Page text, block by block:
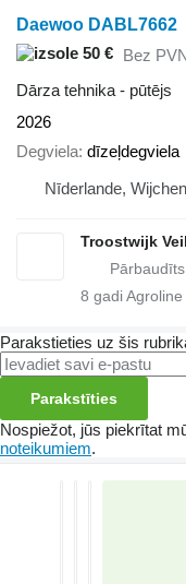
Daewoo DABL7662
50 € Bez
Dārza tehnika - pūtējs
2026
Degviela dīzeļdegviela
Nīderlande, Wijchen
Troostwijk
8 gadi Agroline
Parakstieties uz šis
Parakstīties
Nospiežot, jūs piekrītat
noteikumiem.